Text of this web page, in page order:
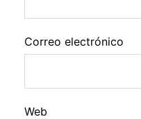
Correo electrónico
Web